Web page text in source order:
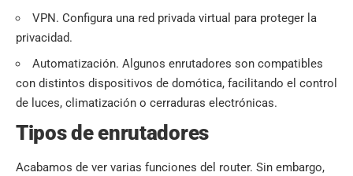
VPN. Configura una red privada virtual para proteger la
privacidad.
Automatización. Algunos enrutadores son compatibles
con distintos dispositivos de domótica, facilitando el control
de luces, climatización o cerraduras electrónicas.
Tipos de enrutadores
Acabamos de ver varias funciones del router. Sin embargo,